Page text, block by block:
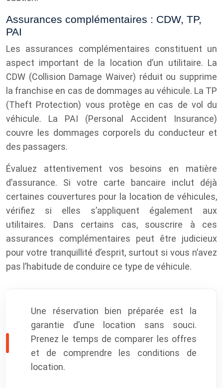
Assurances complémentaires : CDW, TP,
PAI
Les assurances complémentaires constituent un
aspect important de la location d’un utilitaire. La
CDW (Collision Damage Waiver) réduit ou supprime
la franchise en cas de dommages au véhicule. La TP
(Theft Protection) vous protège en cas de vol du
véhicule. La PAI (Personal Accident Insurance)
couvre les dommages corporels du conducteur et
des passagers.
Évaluez attentivement vos besoins en matière
d’assurance. Si votre carte bancaire inclut déjà
certaines couvertures pour la location de véhicules,
vérifiez si elles s’appliquent également aux
utilitaires. Dans certains cas, souscrire à ces
assurances complémentaires peut être judicieux
pour votre tranquillité d’esprit, surtout si vous n’avez
pas l’habitude de conduire ce type de véhicule.
Une réservation bien préparée est la
garantie d’une location sans souci.
Prenez le temps de comparer les offres
et de comprendre les conditions de
location.